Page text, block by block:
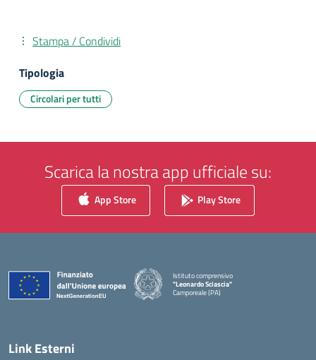
Stampa / Condividi
Tipologia
Circolari per tutti
Scarica la nostra app ufficiale su:
App Store Play Store
Istituto comprensivo
"Leonardo Sciascia"
Camporeale (PA)
— Visita la pagina iniziale della scuola
Link Esterni